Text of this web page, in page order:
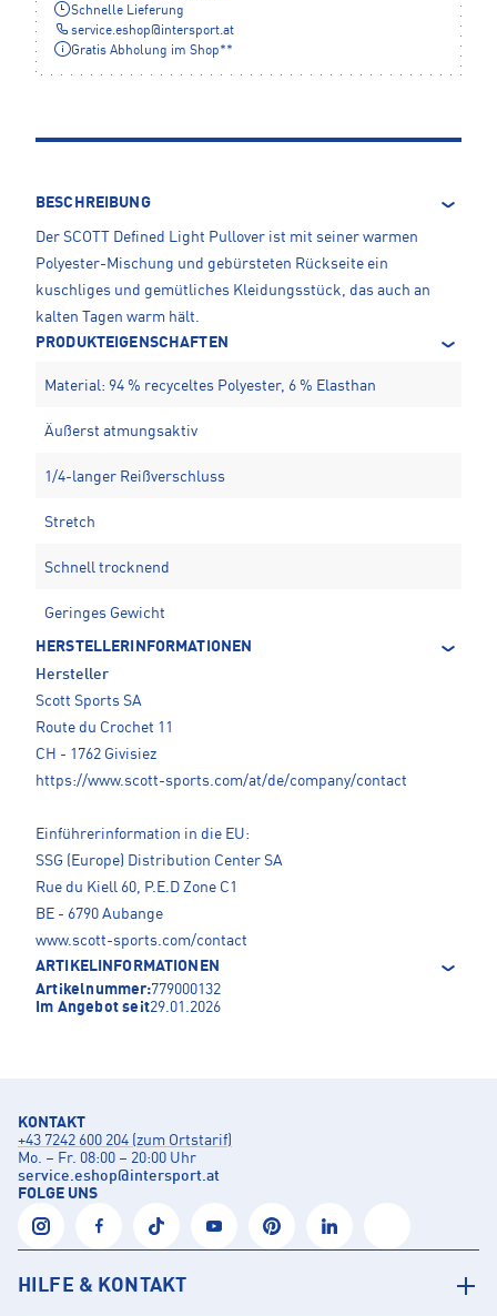
Schnelle Lieferung
service.eshop@intersport.at
Gratis Abholung im Shop**
BESCHREIBUNG
Der SCOTT Defined Light Pullover ist mit seiner warmen
Polyester-Mischung und gebürsteten Rückseite ein
kuschliges und gemütliches Kleidungsstück, das auch an
kalten Tagen warm hält.
PRODUKTEIGENSCHAFTEN
Material: 94 % recyceltes Polyester, 6 % Elasthan
Äußerst atmungsaktiv
1/4-langer Reißverschluss
Stretch
Schnell trocknend
Geringes Gewicht
HERSTELLERINFORMATIONEN
Hersteller
Scott Sports SA
Route du Crochet 11
CH - 1762 Givisiez
https://www.scott-sports.com/at/de/company/contact
Einführerinformation in die EU:
SSG (Europe) Distribution Center SA
Rue du Kiell 60, P.E.D Zone C1
BE - 6790 Aubange
www.scott-sports.com/contact
ARTIKELINFORMATIONEN
Artikelnummer:779000132
Im Angebot seit29.01.2026
KONTAKT
+43 7242 600 204 (zum Ortstarif)
Mo. – Fr. 08:00 – 20:00 Uhr
service.eshop@intersport.at
FOLGE UNS
HILFE & KONTAKT